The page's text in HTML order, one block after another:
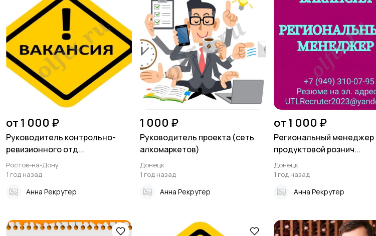
от 1 000 ₽
Руководитель контрольно-
ревизионного отд...
Ростов-на-Дону
1 год назад
Анна Рекрутер
1 000 ₽
Руководитель проекта (сеть
алкомаркетов)
Донецк
1 год назад
Анна Рекрутер
от 1 000 ₽
Региональный менеджер
продуктовой рознич...
Донецк
1 год назад
Анна Рекрутер